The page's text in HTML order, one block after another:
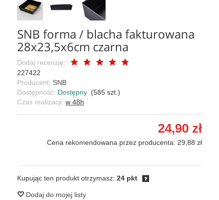
SNB forma / blacha fakturowana
28x23,5x6cm czarna
Dodaj recenzję:
227422
Producent: SNB
Dostępność: Dostępny (585 szt.)
Czas realizacji: w 48h
24,90 zł
Cena rekomendowana przez producenta: 29,88 zł
Kupując ten produkt otrzymasz: 24 pkt
Dodaj do mojej listy